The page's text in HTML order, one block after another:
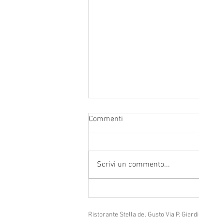
Commenti
Scrivi un commento...
Ristorante Stella del Gusto Via P.